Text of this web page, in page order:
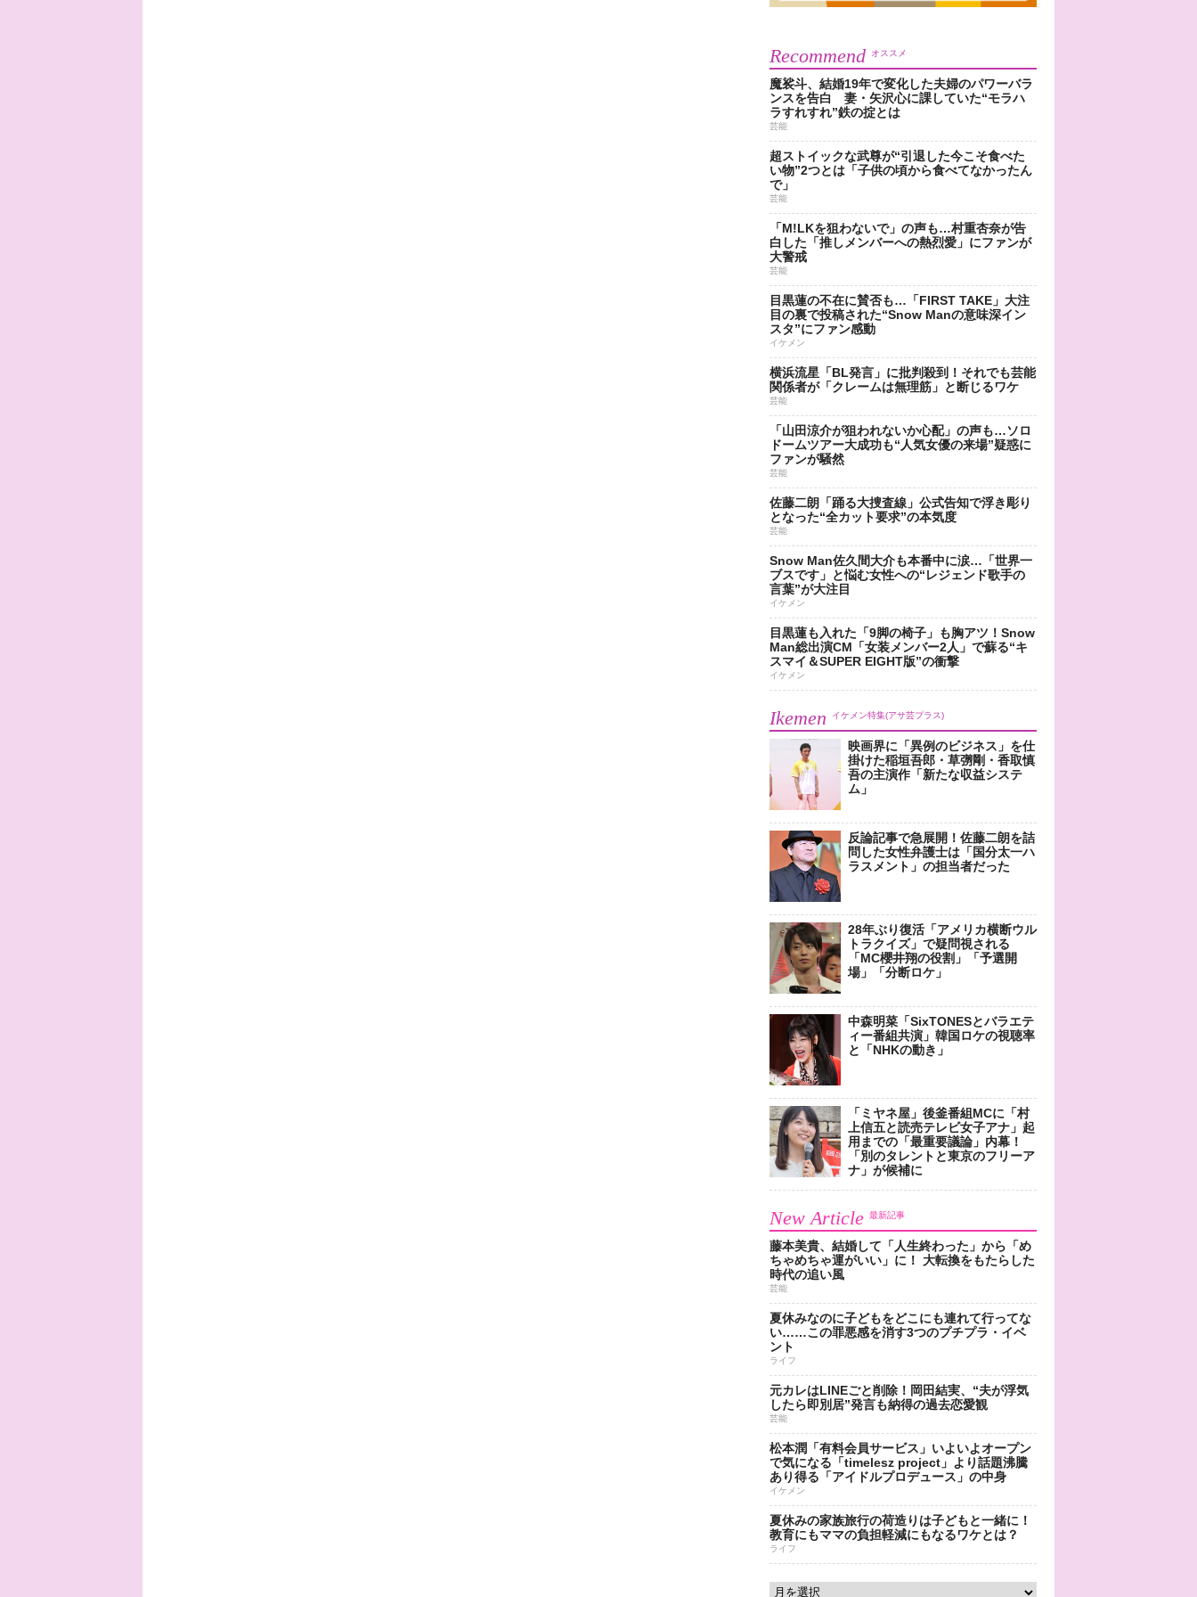
Recommend オススメ
魔裟斗、結婚19年で変化した夫婦のパワーバラ
ンスを告白 妻・矢沢心に課していた“モラハ
ラすれすれ”鉄の掟とは
芸能
超ストイックな武尊が“引退した今こそ食べた
い物”2つとは「子供の頃から食べてなかったん
で」
芸能
「M!LKを狙わないで」の声も…村重杏奈が告
白した「推しメンバーへの熱烈愛」にファンが
大警戒
芸能
目黒蓮の不在に賛否も…「FIRST TAKE」大注
目の裏で投稿された“Snow Manの意味深イン
スタ”にファン感動
イケメン
横浜流星「BL発言」に批判殺到！それでも芸能
関係者が「クレームは無理筋」と断じるワケ
芸能
「山田涼介が狙われないか心配」の声も…ソロ
ドームツアー大成功も“人気女優の来場”疑惑に
ファンが騒然
芸能
佐藤二朗「踊る大捜査線」公式告知で浮き彫り
となった“全カット要求”の本気度
芸能
Snow Man佐久間大介も本番中に涙…「世界一
ブスです」と悩む女性への“レジェンド歌手の
言葉”が大注目
イケメン
目黒蓮も入れた「9脚の椅子」も胸アツ！Snow
Man総出演CM「女装メンバー2人」で蘇る“キ
スマイ＆SUPER EIGHT版”の衝撃
イケメン
Ikemen イケメン特集(アサ芸プラス)
映画界に「異例のビジネス」を仕
掛けた稲垣吾郎・草彅剛・香取慎
吾の主演作「新たな収益システ
ム」
反論記事で急展開！佐藤二朗を詰
問した女性弁護士は「国分太一ハ
ラスメント」の担当者だった
28年ぶり復活「アメリカ横断ウル
トラクイズ」で疑問視される
「MC櫻井翔の役割」「予選開
場」「分断ロケ」
中森明菜「SixTONESとバラエテ
ィー番組共演」韓国ロケの視聴率
と「NHKの動き」
「ミヤネ屋」後釜番組MCに「村
上信五と読売テレビ女子アナ」起
用までの「最重要議論」内幕！
「別のタレントと東京のフリーア
ナ」が候補に
New Article 最新記事
藤本美貴、結婚して「人生終わった」から「め
ちゃめちゃ運がいい」に！ 大転換をもたらした
時代の追い風
芸能
夏休みなのに子どもをどこにも連れて行ってな
い……この罪悪感を消す3つのプチプラ・イベ
ント
ライフ
元カレはLINEごと削除！岡田結実、“夫が浮気
したら即別居”発言も納得の過去恋愛観
芸能
松本潤「有料会員サービス」いよいよオープン
で気になる「timelesz project」より話題沸騰
あり得る「アイドルプロデュース」の中身
イケメン
夏休みの家族旅行の荷造りは子どもと一緒に！
教育にもママの負担軽減にもなるワケとは？
ライフ